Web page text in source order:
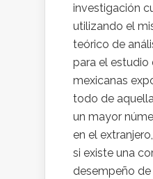
investigación
utilizando el
teórico de
para el estudio
mexicanas
todo de
un mayor
en el
si existe una
desempeño de